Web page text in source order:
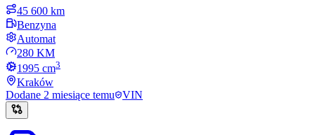
45 600 km
Benzyna
Automat
280 KM
1995 cm3
Kraków
Dodane 2 miesiące temu VIN